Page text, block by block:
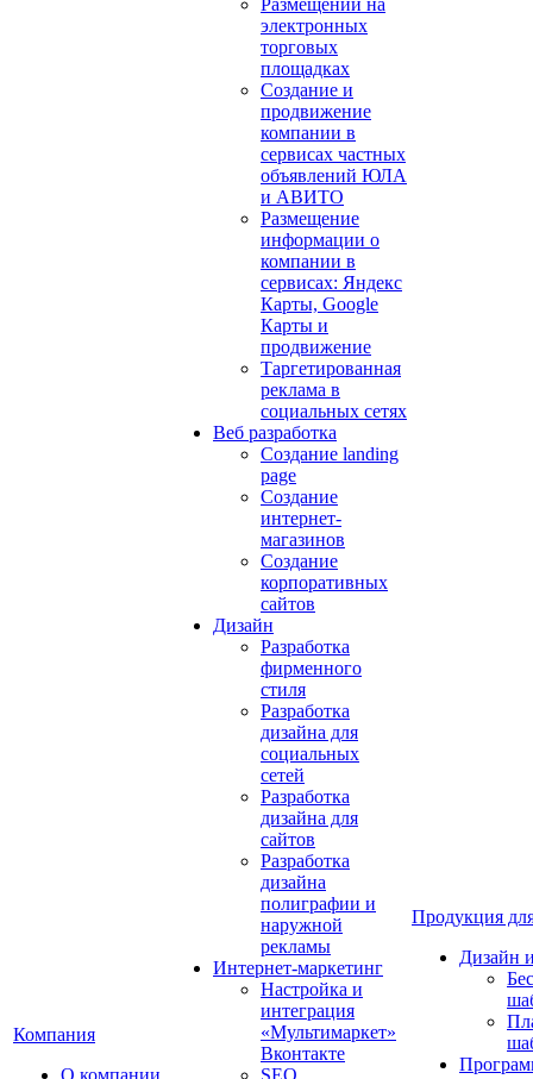
Компания
О компании
Размещении на
электронных
торговых
площадках
Создание и
продвижение
компании в
сервисах частных
объявлений ЮЛА
и АВИТО
Размещение
информации о
компании в
сервисах: Яндекс
Карты, Google
Карты и
продвижение
Таргетированная
реклама в
социальных сетях
Веб разработка
Создание landing
page
Создание
интернет-
магазинов
Создание
корпоративных
сайтов
Дизайн
Разработка
фирменного
стиля
Разработка
дизайна для
социальных
сетей
Разработка
дизайна для
сайтов
Разработка
дизайна
полиграфии и
наружной
рекламы
Интернет-маркетинг
Настройка и
интеграция
«Мультимаркет»
Вконтакте
SEO
Продукция
Дизайн